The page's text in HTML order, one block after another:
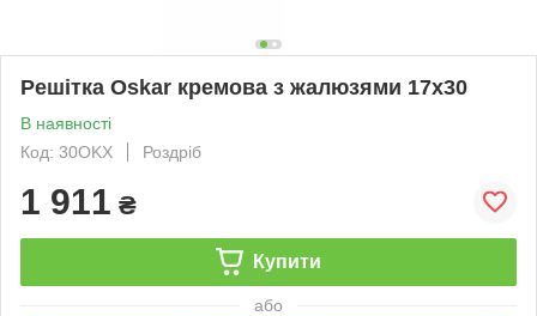
Решітка Oskar кремова з жалюзями 17x30
В наявності
Код: 30OKX
Роздріб
1 911 ₴
Купити
або